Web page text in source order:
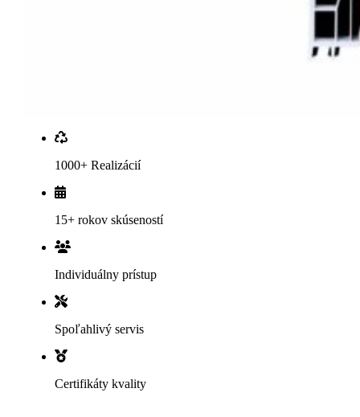
1000+ Realizácií
15+ rokov skúseností
Individuálny prístup
Spoľahlivý servis
Certifikáty kvality